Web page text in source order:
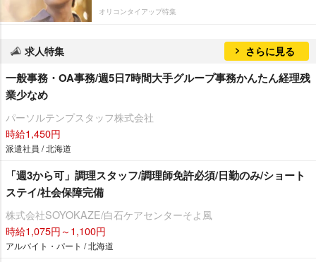
オリコンタイアップ特集
求人特集 さらに見る
一般事務・OA事務/週5日7時間大手グループ事務かんたん経理残
業少なめ
パーソルテンプスタッフ株式会社
時給1,450円
派遣社員 / 北海道
「週3から可」調理スタッフ/調理師免許必須/日勤のみ/ショート
ステイ/社会保障完備
株式会社SOYOKAZE/白石ケアセンターそよ風
時給1,075円～1,100円
アルバイト・パート / 北海道